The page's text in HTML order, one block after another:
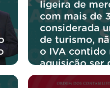
ligeira de
com mais de
considerada
de turismo,
o IVA contido
aquisição ser